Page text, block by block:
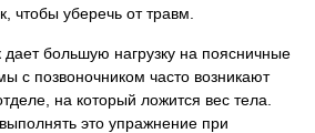
чтобы уберечь от травм.
дает большую нагрузку на поясничные
с позвоночником часто возникают
на который ложится вес тела.
это упражнение при